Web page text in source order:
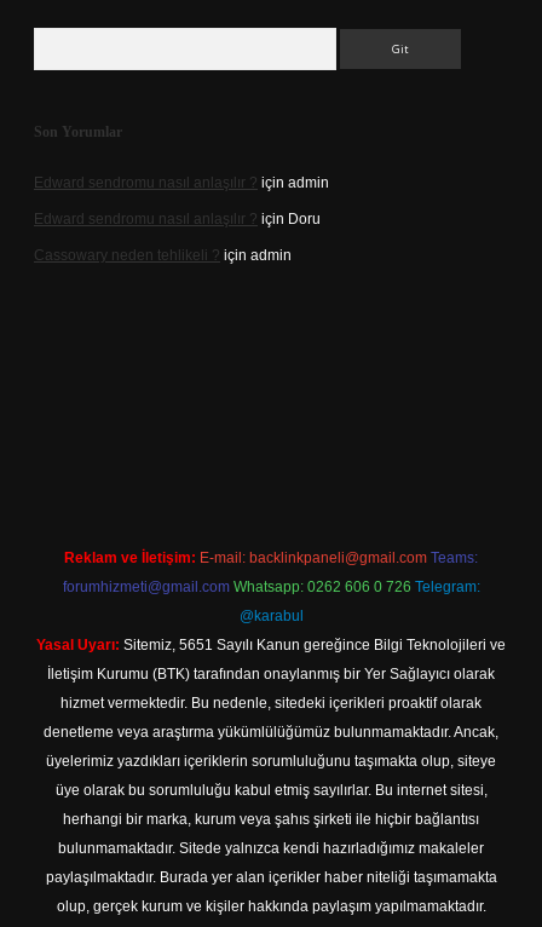
Son Yorumlar
Edward sendromu nasıl anlaşılır ? için admin
Edward sendromu nasıl anlaşılır ? için Doru
Cassowary neden tehlikeli ? için admin
Reklam ve İletişim: E-mail: backlinkpaneli@gmail.com Teams:
forumhizmeti@gmail.com Whatsapp: 0262 606 0 726 Telegram:
@karabul
Yasal Uyarı: Sitemiz, 5651 Sayılı Kanun gereğince Bilgi Teknolojileri ve
İletişim Kurumu (BTK) tarafından onaylanmış bir Yer Sağlayıcı olarak
hizmet vermektedir. Bu nedenle, sitedeki içerikleri proaktif olarak
denetleme veya araştırma yükümlülüğümüz bulunmamaktadır. Ancak,
üyelerimiz yazdıkları içeriklerin sorumluluğunu taşımakta olup, siteye
üye olarak bu sorumluluğu kabul etmiş sayılırlar. Bu internet sitesi,
herhangi bir marka, kurum veya şahıs şirketi ile hiçbir bağlantısı
bulunmamaktadır. Sitede yalnızca kendi hazırladığımız makaleler
paylaşılmaktadır. Burada yer alan içerikler haber niteliği taşımamakta
olup, gerçek kurum ve kişiler hakkında paylaşım yapılmamaktadır.